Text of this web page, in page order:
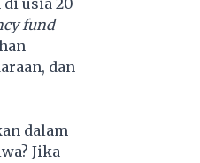
usia 20-
fund
dan
dalam
Jika